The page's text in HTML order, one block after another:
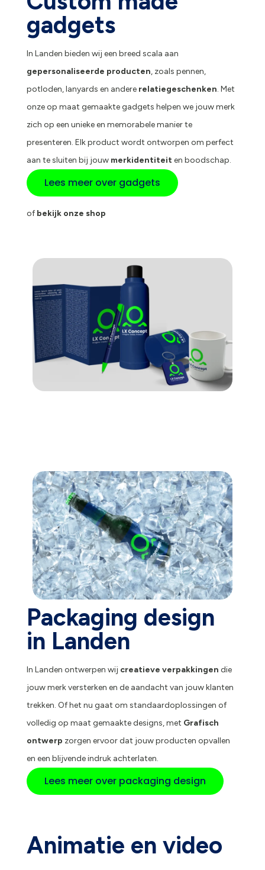
gadgets
In Landen bieden wij een breed scala aan
gepersonaliseerde producten, zoals pennen,
potloden, lanyards en andere relatiegeschenken. Met
onze op maat gemaakte gadgets helpen we jouw merk
zich op een unieke en memorabele manier te
presenteren. Elk product wordt ontworpen om perfect
aan te sluiten bij jouw merkidentiteiten boodschap.
Lees meer over gadgets
ofbekijk onze shop
Packaging design
in Landen
In Landen ontwerpen wij creatieve verpakkingen die
jouw merk versterken en de aandacht van jouw klanten
trekken. Of het nu gaat om standaardoplossingen of
volledig op maat gemaakte designs, met Grafisch
ontwerp zorgen ervoor dat jouw producten opvallen
en een blijvende indruk achterlaten.
Lees meer over packaging design
Animatie en video